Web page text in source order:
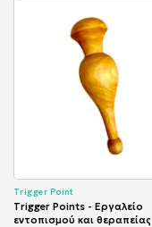
Τrigger Point
Trigger Points - Εργαλείο
εντοπισμού και θεραπείας